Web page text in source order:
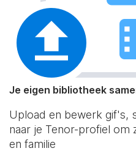
Je eigen bibliotheek
Upload en bewerk gif's,
naar je Tenor-profiel om
en familie